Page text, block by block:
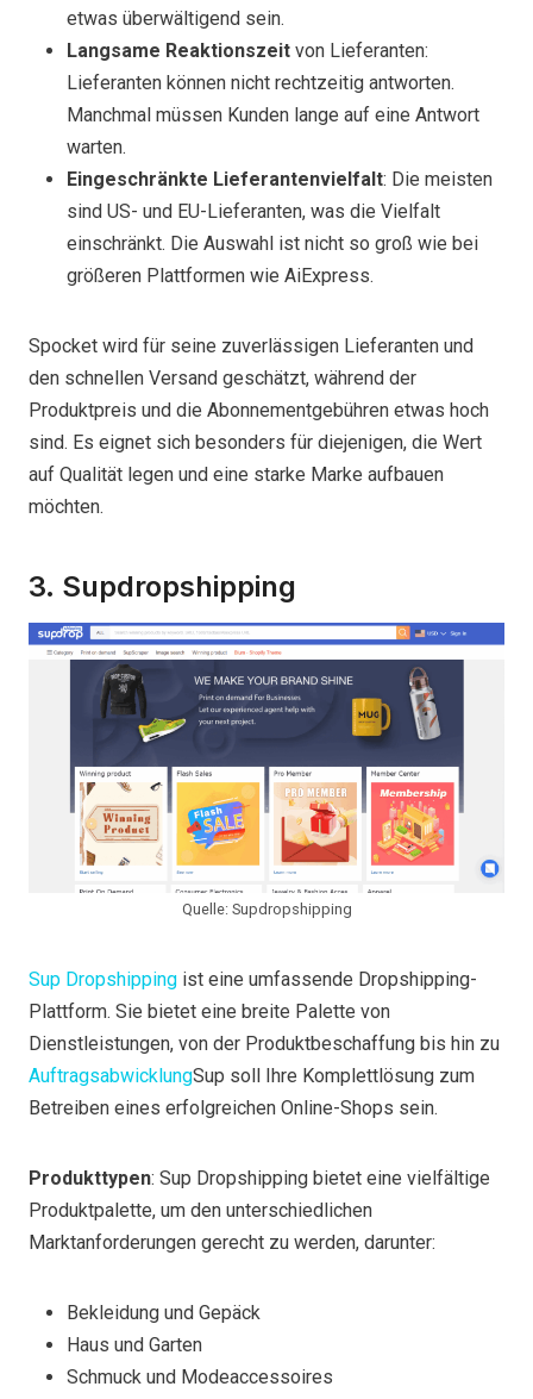
etwas überwältigend sein.
Langsame Reaktionszeit von Lieferanten:
Lieferanten können nicht rechtzeitig antworten.
Manchmal müssen Kunden lange auf eine Antwort
warten.
Eingeschränkte Lieferantenvielfalt: Die meisten
sind US- und EU-Lieferanten, was die Vielfalt
einschränkt. Die Auswahl ist nicht so groß wie bei
größeren Plattformen wie AiExpress.
Spocket wird für seine zuverlässigen Lieferanten und
den schnellen Versand geschätzt, während der
Produktpreis und die Abonnementgebühren etwas hoch
sind. Es eignet sich besonders für diejenigen, die Wert
auf Qualität legen und eine starke Marke aufbauen
möchten.
3. Supdropshipping
Quelle: Supdropshipping
Sup Dropshipping ist eine umfassende Dropshipping-
Plattform. Sie bietet eine breite Palette von
Dienstleistungen, von der Produktbeschaffung bis hin zu
AuftragsabwicklungSup soll Ihre Komplettlösung zum
Betreiben eines erfolgreichen Online-Shops sein.
Produkttypen: Sup Dropshipping bietet eine vielfältige
Produktpalette, um den unterschiedlichen
Marktanforderungen gerecht zu werden, darunter:
Bekleidung und Gepäck
Haus und Garten
Schmuck und Modeaccessoires